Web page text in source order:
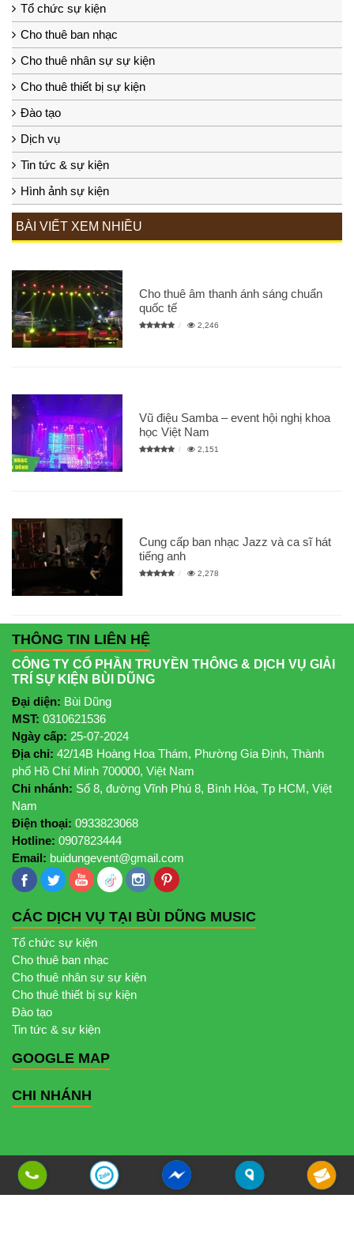
Tổ chức sự kiện
Cho thuê ban nhạc
Cho thuê nhân sự sự kiện
Cho thuê thiết bị sự kiện
Đào tạo
Dịch vụ
Tin tức & sự kiện
Hình ảnh sự kiện
BÀI VIẾT XEM NHIỀU
Cho thuê âm thanh ánh sáng chuẩn
quốc tế
2,246
Vũ điệu Samba – event hội nghị khoa
học Việt Nam
2,151
Cung cấp ban nhạc Jazz và ca sĩ hát
tiếng anh
2,278
THÔNG TIN LIÊN HỆ
CÔNG TY CỔ PHẦN TRUYỀN THÔNG & DỊCH VỤ GIẢI
TRÍ SỰ KIỆN BÙI DŨNG
Đại diện: Bùi Dũng
MST: 0310621536
Ngày cấp: 25-07-2024
Địa chỉ: 42/14B Hoàng Hoa Thám, Phường Gia Định, Thành
phố Hồ Chí Minh 700000, Việt Nam
Chi nhánh: Số 8, đường Vĩnh Phú 8, Bình Hòa, Tp HCM, Việt
Nam
Điện thoại: 0933823068
Hotline: 0907823444
Email: buidungevent@gmail.com
CÁC DỊCH VỤ TẠI BÙI DŨNG MUSIC
Tổ chức sự kiện
Cho thuê ban nhạc
Cho thuê nhân sự sự kiện
Cho thuê thiết bị sự kiện
Đào tạo
Tin tức & sự kiện
GOOGLE MAP